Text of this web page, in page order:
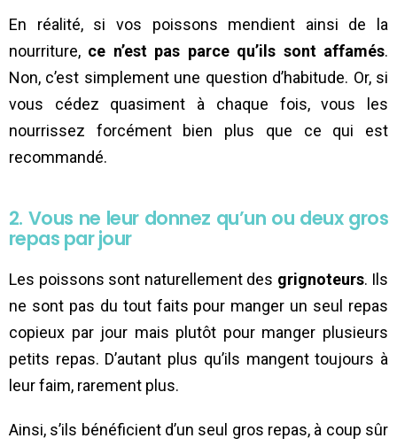
En réalité, si vos poissons mendient ainsi de la
nourriture, ce n’est pas parce qu’ils sont affamés.
Non, c’est simplement une question d’habitude. Or, si
vous cédez quasiment à chaque fois, vous les
nourrissez forcément bien plus que ce qui est
recommandé.
2. Vous ne leur donnez qu’un ou deux gros
repas par jour
Les poissons sont naturellement des grignoteurs. Ils
ne sont pas du tout faits pour manger un seul repas
copieux par jour mais plutôt pour manger plusieurs
petits repas. D’autant plus qu’ils mangent toujours à
leur faim, rarement plus.
Ainsi, s’ils bénéficient d’un seul gros repas, à coup sûr